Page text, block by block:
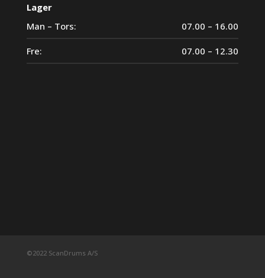
Lager
Man – Tors:
07.00 – 16.00
Fre: 07.00 – 12.30
©2022 ScanDrums A/S